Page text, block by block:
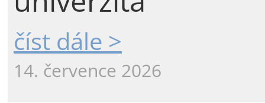
číst dále >
14. července 2026